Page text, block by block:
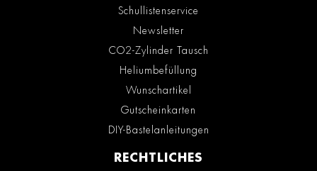
Schullistenservice
Newsletter
CO2-Zylinder Tausch
Heliumbefüllung
Wunschartikel
Gutscheinkarten
DIY-Bastelanleitungen
RECHTLICHES